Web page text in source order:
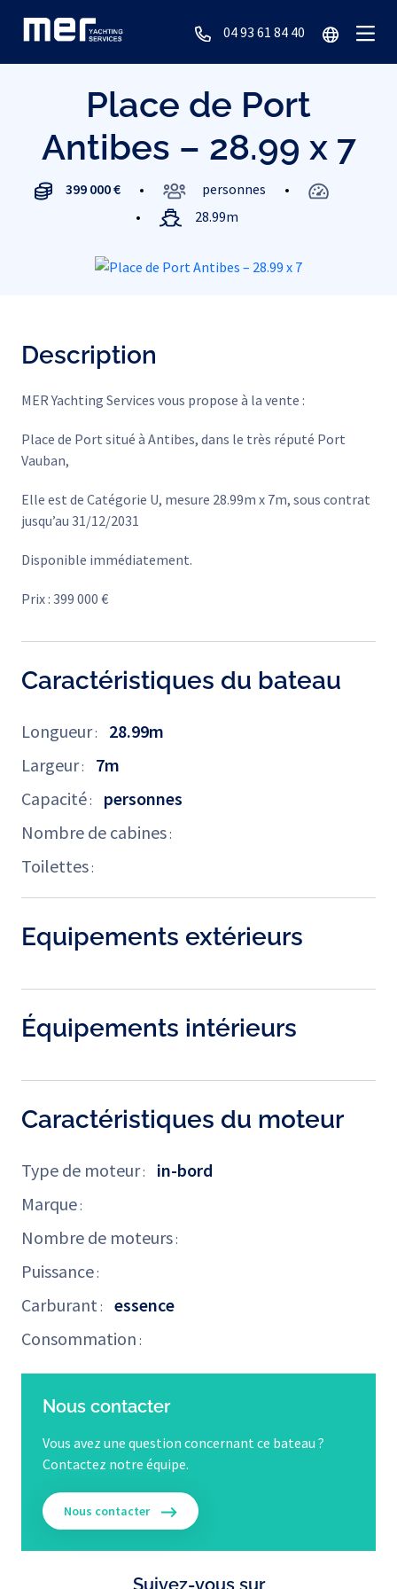
04 93 61 84 40
Place de Port
Antibes – 28.99 x 7
399 000 €
personnes
28.99m
Description
MER Yachting Services vous propose à la vente :
Place de Port situé à Antibes, dans le très réputé Port
Vauban,
Elle est de Catégorie U, mesure 28.99m x 7m, sous contrat
jusqu’au 31/12/2031
Disponible immédiatement.
Prix : 399 000 €
Caractéristiques du bateau
Longueur:
28.99m
Largeur:
7m
Capacité :
personnes
Nombre de cabines :
Toilettes :
Equipements extérieurs
Équipements intérieurs
Caractéristiques du moteur
Type de moteur:
in-bord
Marque :
Nombre de moteurs :
Puissance :
Carburant :
essence
Consommation :
Nous contacter
Vous avez une question concernant ce bateau ?
Contactez notre équipe.
Nous contacter